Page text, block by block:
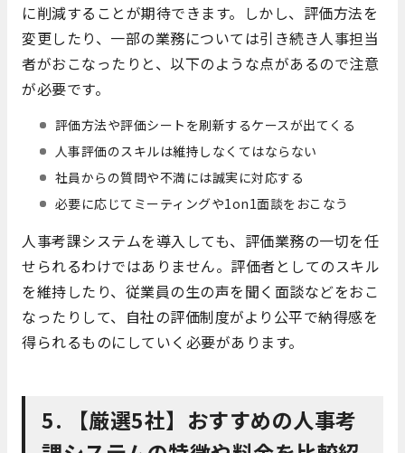
に削減することが期待できます。しかし、評価方法を
変更したり、一部の業務については引き続き人事担当
者がおこなったりと、以下のような点があるので注意
が必要です。
評価方法や評価シートを刷新するケースが出てくる
人事評価のスキルは維持しなくてはならない
社員からの質問や不満には誠実に対応する
必要に応じてミーティングや1on1面談をおこなう
人事考課システムを導入しても、評価業務の一切を任
せられるわけではありません。評価者としてのスキル
を維持したり、従業員の生の声を聞く面談などをおこ
なったりして、自社の評価制度がより公平で納得感を
得られるものにしていく必要があります。
5. 【厳選5社】おすすめの人事考